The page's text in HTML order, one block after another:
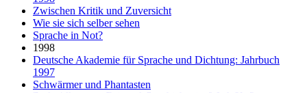
Zwischen Kritik und Zuversicht
Wie sie sich selber sehen
Sprache in Not?
1998
Deutsche Akademie für Sprache und Dichtung: Jahrbuch
1997
Schwärmer und Phantasten